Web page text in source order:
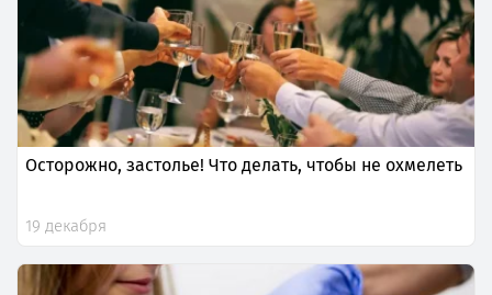
Осторожно, застолье! Что делать, чтобы не охмелеть
19 декабря